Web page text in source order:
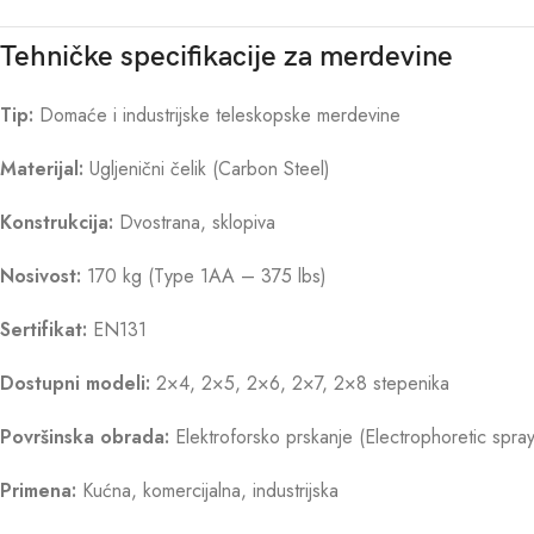
Tehničke specifikacije za merdevine
Tip: Domaće i industrijske teleskopske merdevine
Materijal: Ugljenični čelik (Carbon Steel)
Konstrukcija: Dvostrana, sklopiva
Nosivost: 170 kg (Type 1AA – 375 lbs)
Sertifikat: EN131
Dostupni modeli: 2×4, 2×5, 2×6, 2×7, 2×8 stepenika
Površinska obrada: Elektroforsko prskanje (Electrophoretic
Primena: Kućna, komercijalna, industrijska